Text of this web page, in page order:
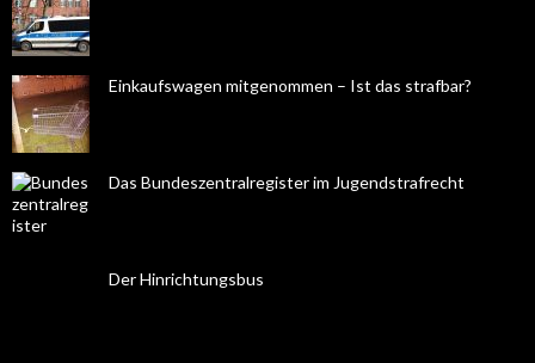
Einkaufswagen mitgenommen – Ist das strafbar?
Das Bundeszentralregister im Jugendstrafrecht
Der Hinrichtungsbus